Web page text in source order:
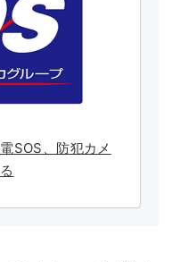
SOS、防犯カメ